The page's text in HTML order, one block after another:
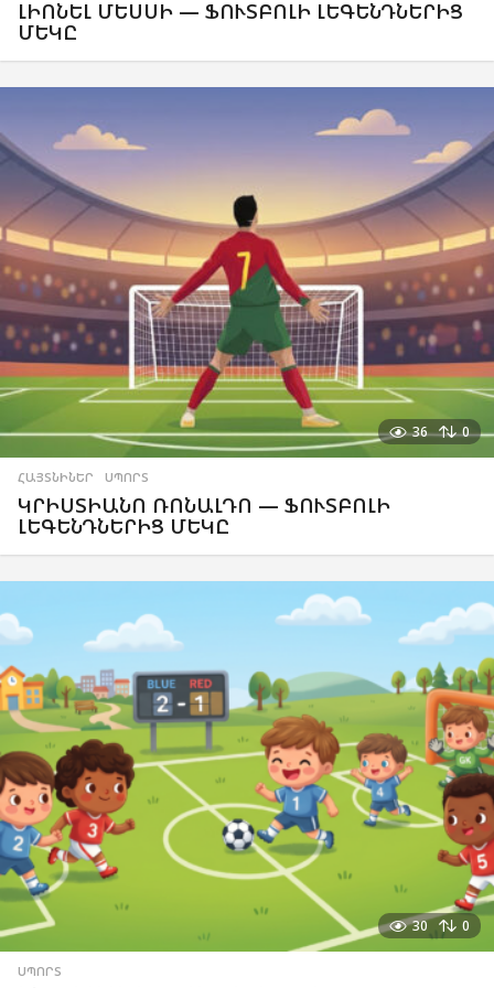
ԼԻՈՆԵԼ ՄԵՍՍԻ — ՖՈՒՏԲՈԼԻ ԼԵԳԵՆԴՆԵՐԻՑ
ՄԵԿԸ
36 0
ՀԱՅՏՆԻՆԵՐ ,ՍՊՈՐՏ
ԿՐԻՍՏԻԱՆՈ ՌՈՆԱԼԴՈ — ՖՈՒՏԲՈԼԻ
ԼԵԳԵՆԴՆԵՐԻՑ ՄԵԿԸ
30 0
ՍՊՈՐՏ